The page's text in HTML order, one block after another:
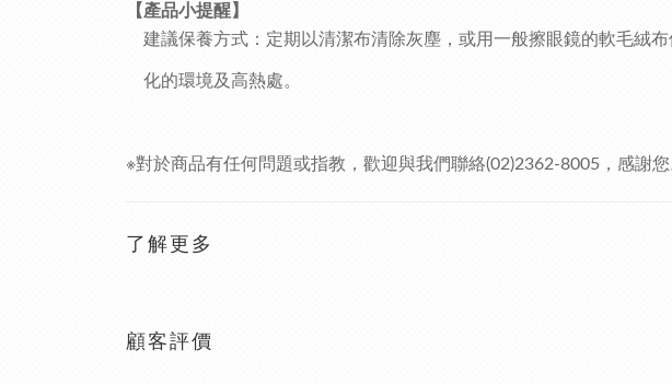
【產品小提醒】
建議保養方式： 定期以清潔布清除灰塵，或用一般擦眼鏡的軟毛絨
化的環境及高熱處。
※對於商品有任何問題或指教，歡迎與我們聯絡(02)2362-8005 ，感謝
了解更多
顧客評價